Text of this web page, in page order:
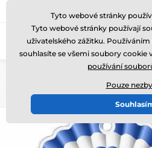
Zavolejte nám (Po-Pá 8-17)
Tyto webové stránky
Tyto webové stránky používají
uživatelského zážitku.
souhlasíte se všemi soubory cookie
používání
Pouze